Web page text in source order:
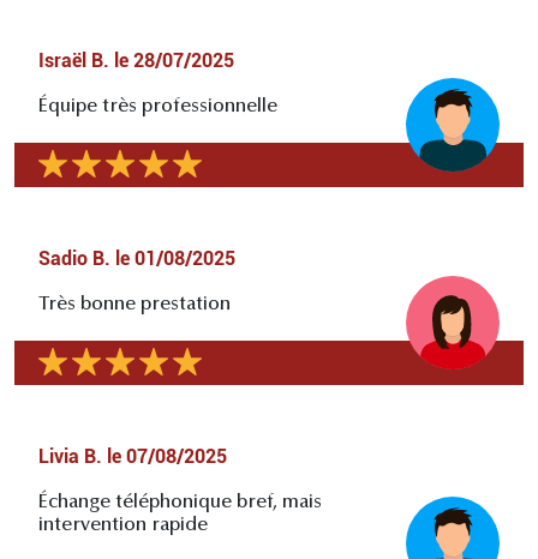
Israël B. le 28/07/2025
Équipe très professionnelle
Sadio B. le 01/08/2025
Très bonne prestation
Livia B. le 07/08/2025
Échange téléphonique bref, mais
intervention rapide